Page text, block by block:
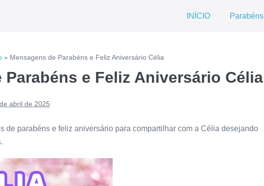
INÍCIO Parabéns
» Mensagens de Parabéns e Feliz Aniversário Célia
Parabéns e Feliz Aniversário Célia
abril de 2025
de parabéns e feliz aniversário para compartilhar com a Célia desejando